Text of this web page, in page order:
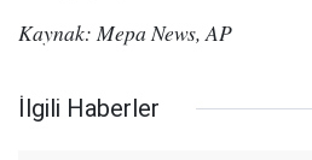
Kaynak: Mepa News, AP
İlgili Haberler